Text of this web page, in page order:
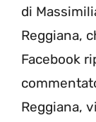
di
Reggiana,
Facebook
Reggiana,